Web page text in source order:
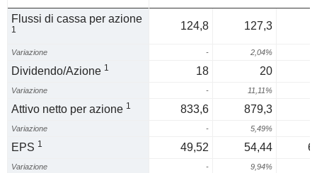
Flussi di cassa per azione
1 124,8 127,3
Variazione - 2,04%
Dividendo/Azione 1 18 20
Variazione - 11,11%
Attivo netto per azione 1 833,6 879,3
Variazione - 5,49%
EPS 1 49,52 54,44
Variazione - 9,94%